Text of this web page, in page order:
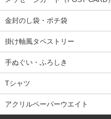
金封のし袋・ポチ袋
掛け軸風タペストリー
手ぬぐい・ふろしき
Tシャツ
アクリルペーパーウエイト